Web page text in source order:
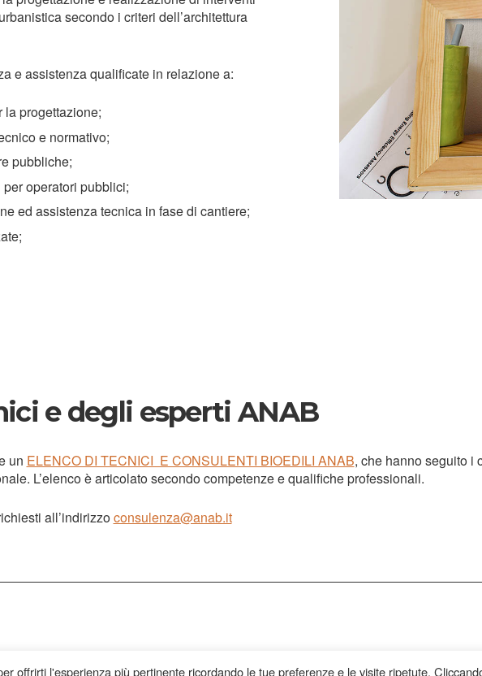
secondo i criteri dell’architettura
e assistenza qualificate in relazione a:
progettazione;
e normativo;
pubbliche;
operatori pubblici;
ed assistenza tecnica in fase di cantiere;
e degli esperti ANAB
un ELENCO DI TECNICI E CONSULENTI BIOEDILI ANAB, che hanno seguito i
L’elenco è articolato secondo competenze e qualifiche professionali.
all’indirizzoconsulenza@anab.it
offrirti l'esperienza più pertinente ricordando le tue preferenze e le visite ripetute.